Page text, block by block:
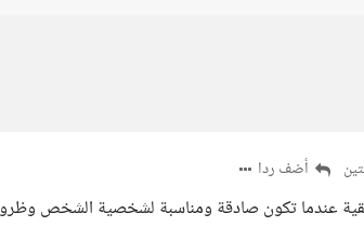
أضف ردا
عندما تكون صادقة ومناسبة لشخصية الشخص